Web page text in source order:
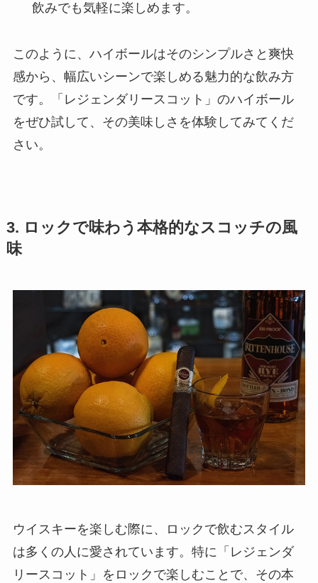
飲みでも気軽に楽しめます。
このように、ハイボールはそのシンプルさと爽快
感から、幅広いシーンで楽しめる魅力的な飲み方
です。「レジェンダリースコット」のハイボール
をぜひ試して、その美味しさを体験してみてくだ
さい。
3. ロックで味わう本格的なスコッチの風
味
ウイスキーを楽しむ際に、ロックで飲むスタイル
は多くの人に愛されています。特に「レジェンダ
リースコット」をロックで楽しむことで、その本